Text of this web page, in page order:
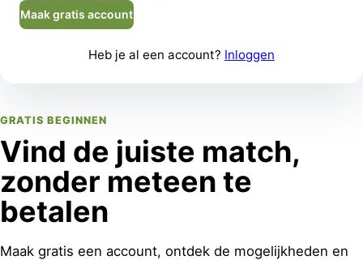
GRATIS BEGINNEN
Vind de juiste match,
zonder meteen te
betalen
Maak gratis een account, ontdek de mogelijkheden en
Maak gratis account
Heb je al een account? Inloggen